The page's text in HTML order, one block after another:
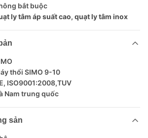
bắt buộc
ly tâm áp suất cao, quạt ly tâm inox
thổi SIMO 9-10
ISO9001:2008,TUV
Nam trung quốc
sản